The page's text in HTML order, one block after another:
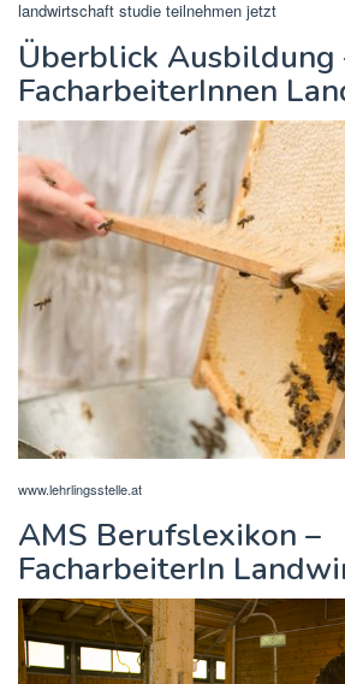
landwirtschaft studie teilnehmen jetzt
Überblick Ausbildung
FacharbeiterInnen
www.lehrlingsstelle.at
AMS Berufslexikon –
FacharbeiterIn